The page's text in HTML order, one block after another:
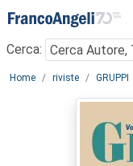
Menu
Cerca:
Main content
Home riviste GRUPPI